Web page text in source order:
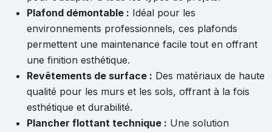
Plafond démontable : Idéal pour les
environnements professionnels, ces plafonds
permettent une maintenance facile tout en offrant
une finition esthétique.
Revêtements de surface : Des matériaux de haute
qualité pour les murs et les sols, offrant à la fois
esthétique et durabilité.
Plancher flottant technique : Une solution